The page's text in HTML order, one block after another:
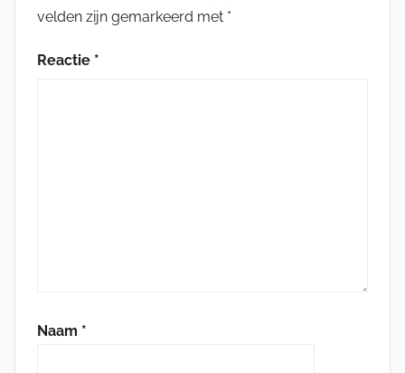
velden zijn gemarkeerd met *
Reactie *
Naam *